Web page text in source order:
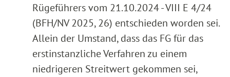
Rügeführers vom 21.10.2024 - VIII E 4/24
(BFH/NV 2025, 26) entschieden worden sei.
Allein der Umstand, dass das FG für das
erstinstanzliche Verfahren zu einem
niedrigeren Streitwert gekommen sei,